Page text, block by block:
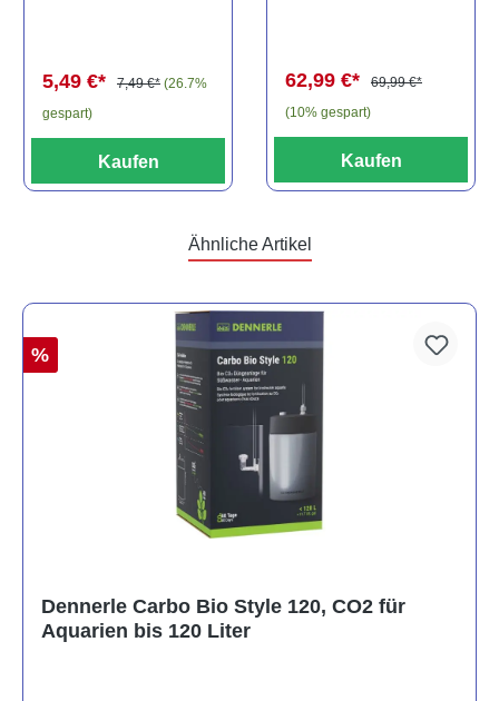
5,49 €* 7,49 €* (26.7%
gespart)
Kaufen
62,99 €*
69,99 €*
(10% gespart)
Kaufen
Ähnliche Artikel
%
Dennerle Carbo Bio Style 120, CO2 für
Aquarien bis 120 Liter